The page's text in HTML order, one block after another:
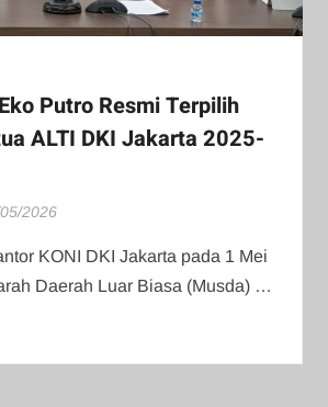
Putro Resmi Terpilih
ALTI DKI Jakarta 2025-
2026
KONI DKI Jakarta pada 1 Mei
Daerah Luar Biasa (Musda) …